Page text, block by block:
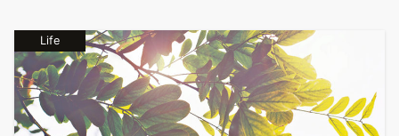
Life